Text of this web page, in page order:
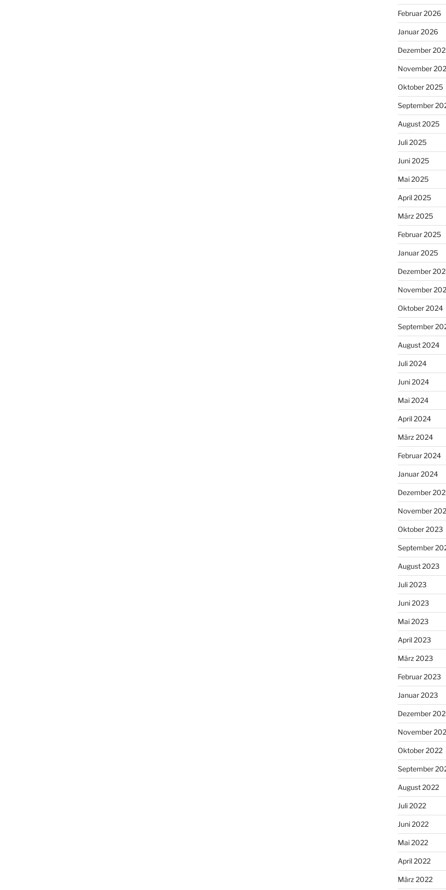
Februar 2026
Januar 2026
Dezember
November
Oktober 2025
September
August 2025
Juli 2025
Juni 2025
Mai 2025
April 2025
März 2025
Februar 2025
Januar 2025
Dezember
November
Oktober 2024
September
August 2024
Juli 2024
Juni 2024
Mai 2024
April 2024
März 2024
Februar 2024
Januar 2024
Dezember
November
Oktober 2023
September
August 2023
Juli 2023
Juni 2023
Mai 2023
April 2023
März 2023
Februar 2023
Januar 2023
Dezember
November
Oktober 2022
September
August 2022
Juli 2022
Juni 2022
Mai 2022
April 2022
März 2022